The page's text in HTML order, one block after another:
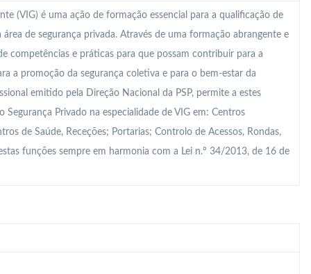
(VIG) é uma ação de formação essencial para a qualificação de
de segurança privada. Através de uma formação abrangente e
competências e práticas para que possam contribuir para a
a promoção da segurança coletiva e para o bem-estar da
emitido pela Direção Nacional da PSP, permite a estes
Privado na especialidade de VIG em: Centros
de Saúde, Receções; Portarias; Controlo de Acessos, Rondas,
funções sempre em harmonia com a Lei n.º 34/2013, de 16 de